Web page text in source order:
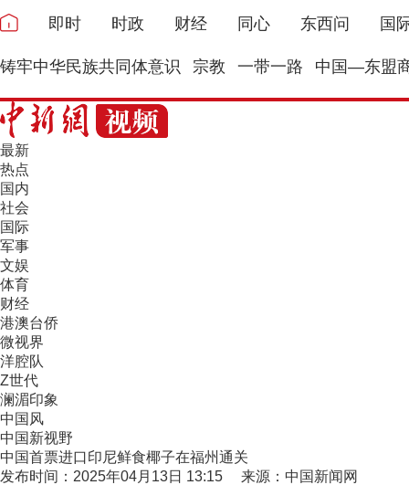
即时 时政 财经 同心 东西问 国
铸牢中华民族共同体意识 宗教 一带一路 中国—东盟
最新
热点
国内
社会
国际
军事
文娱
体育
财经
港澳台侨
微视界
洋腔队
Z世代
澜湄印象
中国风
中国新视野
中国首票进口印尼鲜食椰子在福州通关
发布时间：2025年04月13日 13:15 来源：中国新闻网